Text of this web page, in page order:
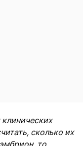
сколько их
то